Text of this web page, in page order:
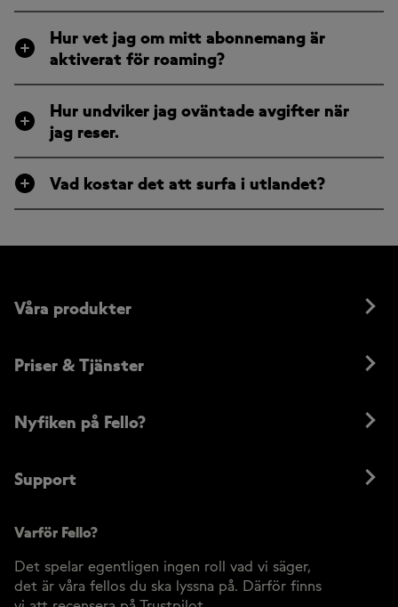
Hur vet jag om mitt abonnemang är
aktiverat för roaming?
Hur undviker jag oväntade avgifter när
jag reser.
Vad kostar det att surfa i utlandet?
Våra produkter
Priser & Tjänster
Nyfiken på Fello?
Support
Varför Fello?
Det spelar egentligen ingen roll vad vi säger,
det är våra fellos du ska lyssna på. Därför finns